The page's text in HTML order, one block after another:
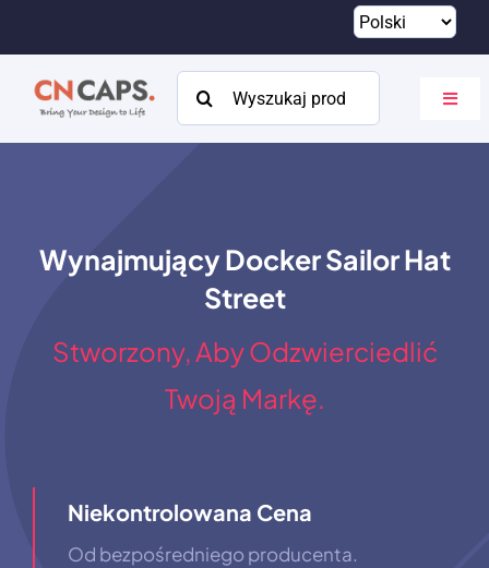
treści
Szukaj:
Katalog
Wynajmujący Docker Sailor Hat
Street
Stworzony, Aby Odzwierciedlić
Twoją Markę.
Niekontrolowana Cena
Od bezpośredniego producenta.